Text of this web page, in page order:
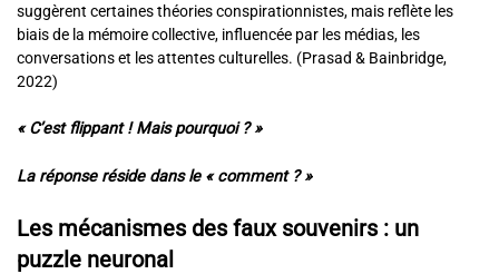
suggèrent certaines théories conspirationnistes, mais reflète les
biais de la mémoire collective, influencée par les médias, les
conversations et les attentes culturelles. (Prasad & Bainbridge,
2022)
« C’est flippant ! Mais pourquoi ? »
La réponse réside dans le « comment ? »
Les mécanismes des faux souvenirs : un
puzzle neuronal